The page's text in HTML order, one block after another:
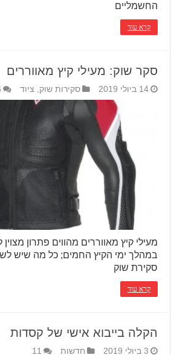
החשמליים
קרא עוד
סקר שוק: מעילי קיץ מאווררים
14 ביולי 2019 סקירות שוק, ציוד
מעילי קיץ מאווררים מהווים פתרון מצוין
במהלך ימי הקיץ החמים; כל מה שיש
סקירת שוק
קרא עוד
הקלה בייבוא אישי של קסדות
3 ביולי 2019 חדשות 11